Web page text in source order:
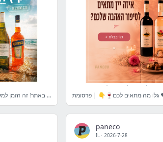
🏖️ מבצעי הקיץ נחתו באתר! זה הזמן למלא את הבר לקיץ 🍾 | פרסומת
paneco
IL · 2026-7-28